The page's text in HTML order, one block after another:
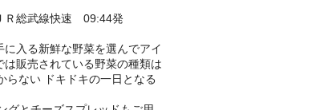
Ｒ総武線快速 09:44発
入る新鮮な野菜を選んでアイ
販売されている野菜の種類は
らない ドキドキの一日となる